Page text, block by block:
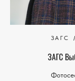
ЗАГС
ЗАГС